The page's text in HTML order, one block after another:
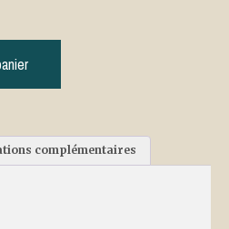
complémentaires